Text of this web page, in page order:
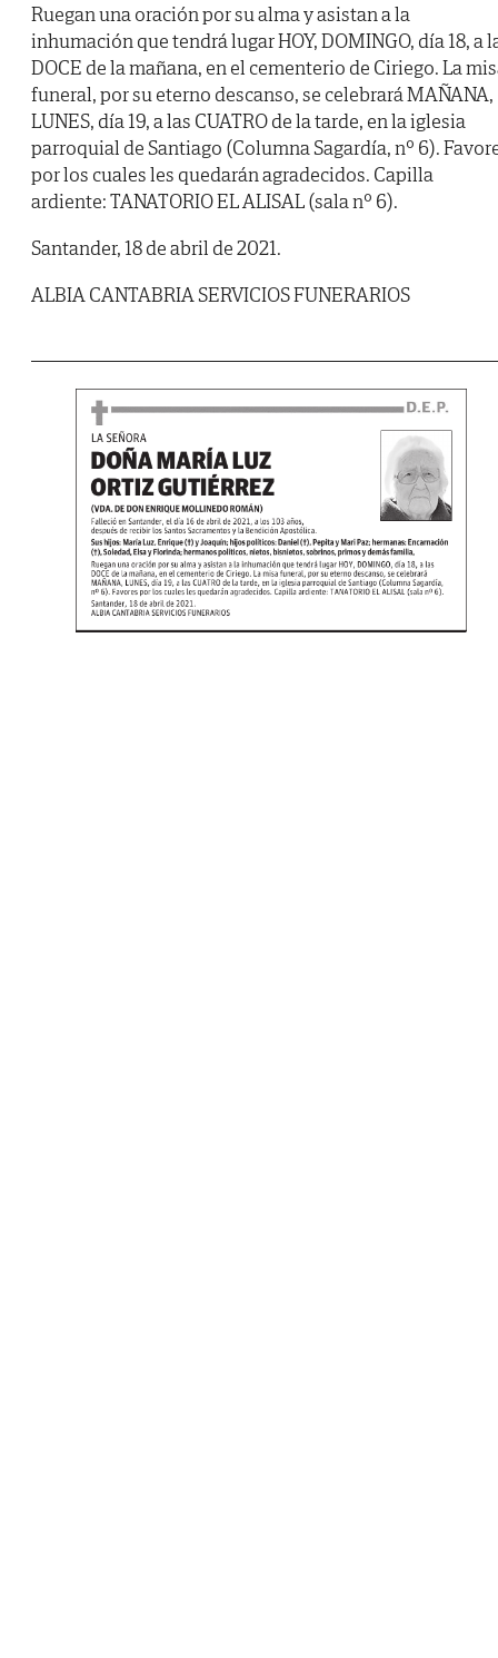
Ruegan una oración por su alma y asistan a la
inhumación que tendrá lugar HOY, DOMINGO, día 18, a
DOCE de la mañana, en el cementerio de Ciriego. La
funeral, por su eterno descanso, se celebrará MAÑANA,
LUNES, día 19, a las CUATRO de la tarde, en la iglesia
parroquial de Santiago (Columna Sagardía, nº 6).
por los cuales les quedarán agradecidos. Capilla
ardiente: TANATORIO EL ALISAL (sala nº 6).
Santander, 18 de abril de 2021.
ALBIA CANTABRIA SERVICIOS FUNERARIOS